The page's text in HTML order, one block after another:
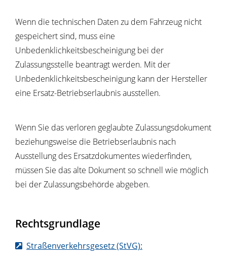
Wenn die technischen Daten zu dem Fahrzeug nicht
gespeichert sind, muss eine
Unbedenklichkeitsbescheinigung bei der
Zulassungsstelle beantragt werden. Mit der
Unbedenklichkeitsbescheinigung kann der Hersteller
eine Ersatz-Betriebserlaubnis ausstellen.
Wenn Sie das verloren geglaubte Zulassungsdokument
beziehungsweise die Betriebserlaubnis nach
Ausstellung des Ersatzdokumentes wiederfinden,
müssen Sie das alte Dokument so schnell wie möglich
bei der Zulassungsbehörde abgeben.
Rechtsgrundlage
Straßenverkehrsgesetz (StVG):